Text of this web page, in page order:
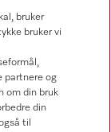
bruker
bruker vi
partnere og
om din bruk
din
til